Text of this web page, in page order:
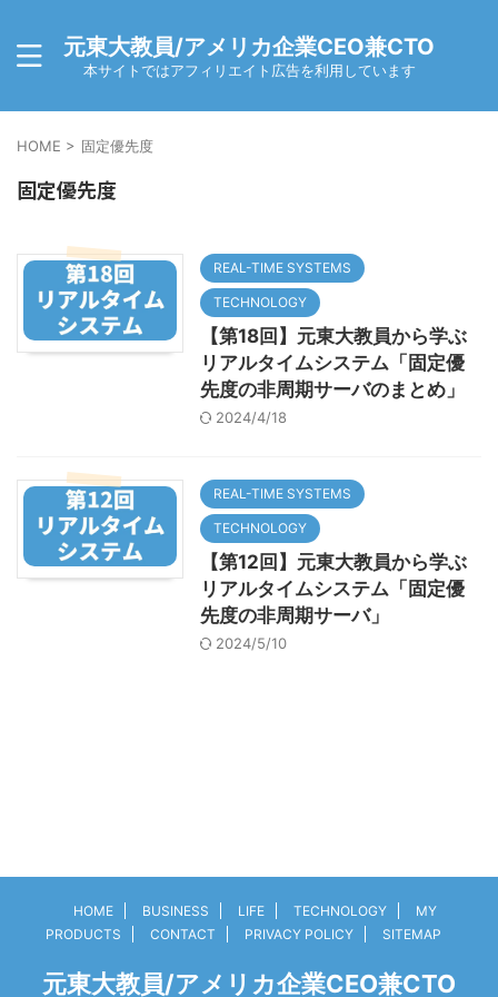
元東大教員/アメリカ企業CEO兼CTO
本サイトではアフィリエイト広告を利用しています
HOME > 固定優先度
固定優先度
REAL-TIME SYSTEMS
TECHNOLOGY
【第18回】元東大教員から学ぶ
リアルタイムシステム「固定優
先度の非周期サーバのまとめ」
2024/4/18
REAL-TIME SYSTEMS
TECHNOLOGY
【第12回】元東大教員から学ぶ
リアルタイムシステム「固定優
先度の非周期サーバ」
2024/5/10
HOME BUSINESS LIFE TECHNOLOGY
MY
PRODUCTS
CONTACT PRIVACY POLICY SITEMAP
元東大教員/アメリカ企業CEO兼CTO